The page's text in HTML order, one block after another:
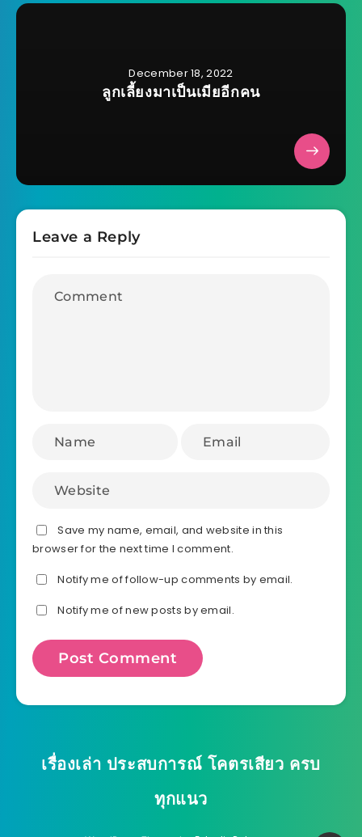
December 18, 2022
ลูกเลี้ยงมาเป็นเมียอีกคน
Leave a Reply
Save my name, email, and website in this
browser for the next time I comment.
Notify me of follow-up comments by email.
Notify me of new posts by email.
เรื่องเล่า ประสบการณ์ โคตรเสียว ครบ
ทุกแนว